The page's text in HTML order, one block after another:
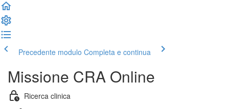
Precedente modulo Completa e continua
Missione CRA Online
Ricerca clinica